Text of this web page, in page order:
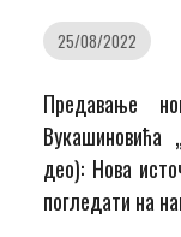
25/08/2022
Предавање
Вукашиновића
део): Нова
погледати на